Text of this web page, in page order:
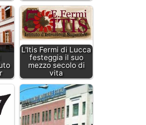
L'Itis Fermi di Lucca
festeggia il suo
mezzo secolo di
vita